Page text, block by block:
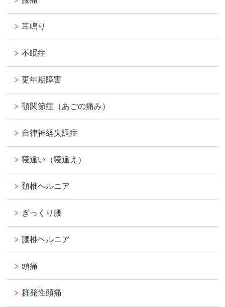
耳鳴り
不眠症
更年期障害
顎関節症（あごの痛み）
自律神経失調症
寝違い（寝違え）
頚椎ヘルニア
ぎっくり腰
腰椎ヘルニア
頭痛
群発性頭痛